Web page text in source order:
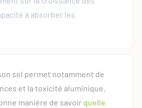
à absorber les
sol permet notamment de
et la toxicité aluminique.
manière de savoirquelle